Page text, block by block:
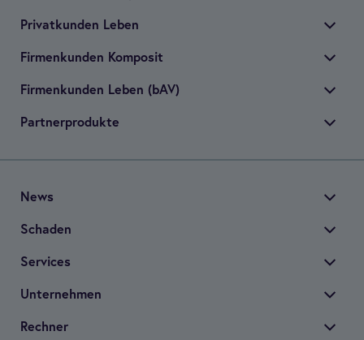
Pri­vat­kun­den Leben
Fir­men­kun­den Kom­po­sit
Fir­men­kun­den Leben (bAV)
Part­ner­pro­dukte
News
Scha­den
Ser­vices
Unter­neh­men
Rech­ner